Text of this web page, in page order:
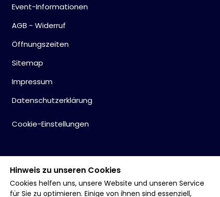
Event-Informationen
AGB - Widerruf
Öffnungszeiten
Sitemap
Impressum
Datenschutzerklärung
Cookie-Einstellungen
Hinweis zu unseren Cookies
Cookies helfen uns, unsere Website und unseren Service
für Sie zu optimieren. Einige von ihnen sind essenziell,